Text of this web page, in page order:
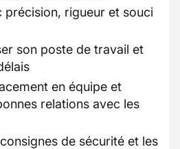
précision, rigueur et souci
son poste de travail et
en équipe et
relations avec les
de sécurité et les